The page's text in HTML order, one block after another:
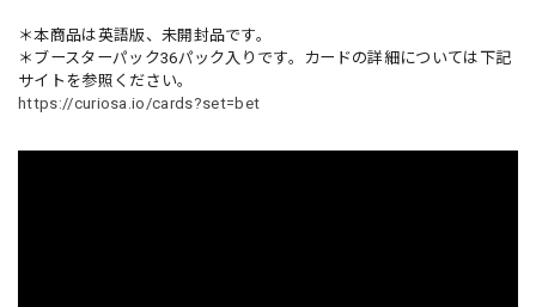
＊本商品は英語版、未開封品です。
＊ブースターパック36パック入りです。カードの詳細については下記
サイトを参照ください。
https://curiosa.io/cards?set=bet